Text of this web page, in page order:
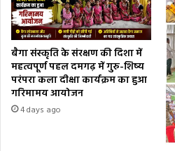
बैगा संस्कृति के संरक्षण की दिशा में
महत्वपूर्ण पहल दमगढ़ में गुरु-शिष्य
परंपरा कला दीक्षा कार्यक्रम का हुआ
गरिमामय आयोजन
4 days ago